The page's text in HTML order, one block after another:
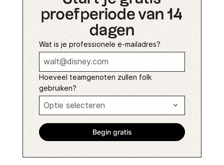
proefperiode van 14
dagen
Wat is je professionele e-mailadres?
Hoeveel teamgenoten zullen folk
gebruiken?